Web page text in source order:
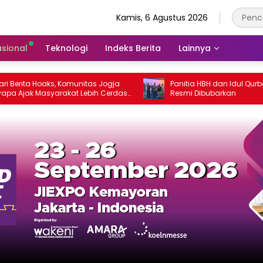
Kamis, 6 Agustus 2026
Teknologi Indeks Berita Lainnya
Hoaks, Komunitas Jogja
Masyarakat Lebih Cerdas
Panitia HBH dan Idul Qurban
Resmi Dibubarkan